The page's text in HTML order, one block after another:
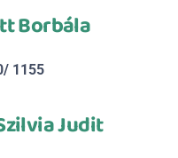
Borbála
1155
Judit